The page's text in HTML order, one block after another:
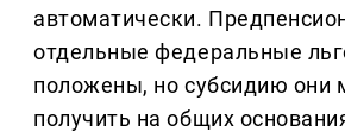
автоматически.
отдельные федеральные
положены, но субсидию они
получить на общих